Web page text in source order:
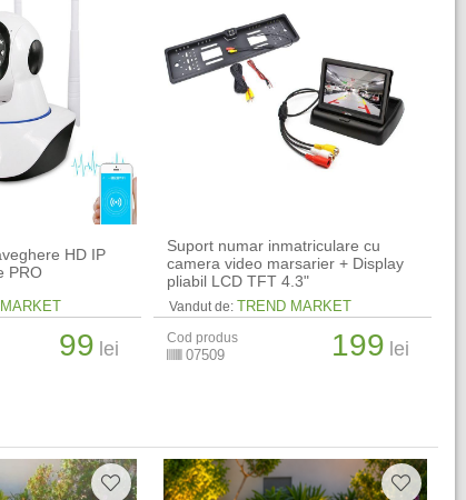
HD IP
PRO
99 lei
Suport numar inmatriculare cu
camera video marsarier + Display
pliabil LCD TFT 4.3"
Vandut de: TREND MARKET
Cod produs
07509 199 lei